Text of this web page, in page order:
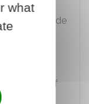
les tarifs de
par
l'organe
un tarif
(tarif
what